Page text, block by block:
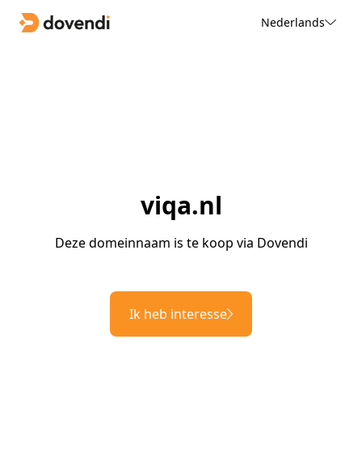
Nederlands
viqa.nl
Deze domeinnaam is te koop via Dovendi
Ik heb interesse